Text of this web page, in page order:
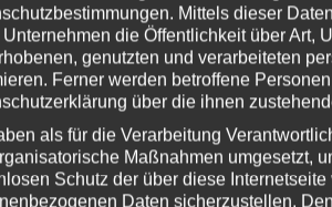
Mittels dieser
Unternehmen die Öffentlichkeit über Art,
genutzten und verarbeiteten
Ferner werden betroffene
über die ihnen
als für die Verarbeitung
Maßnahmen umgesetzt,
Schutz der über diese Internetseite
Daten sicherzustellen.